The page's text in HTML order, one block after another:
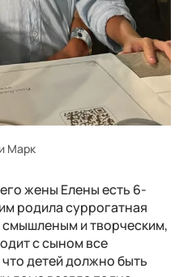
Марк
жены Елены есть 6-
родила суррогатная
смышленым и творческим,
с сыном все
детей должно быть